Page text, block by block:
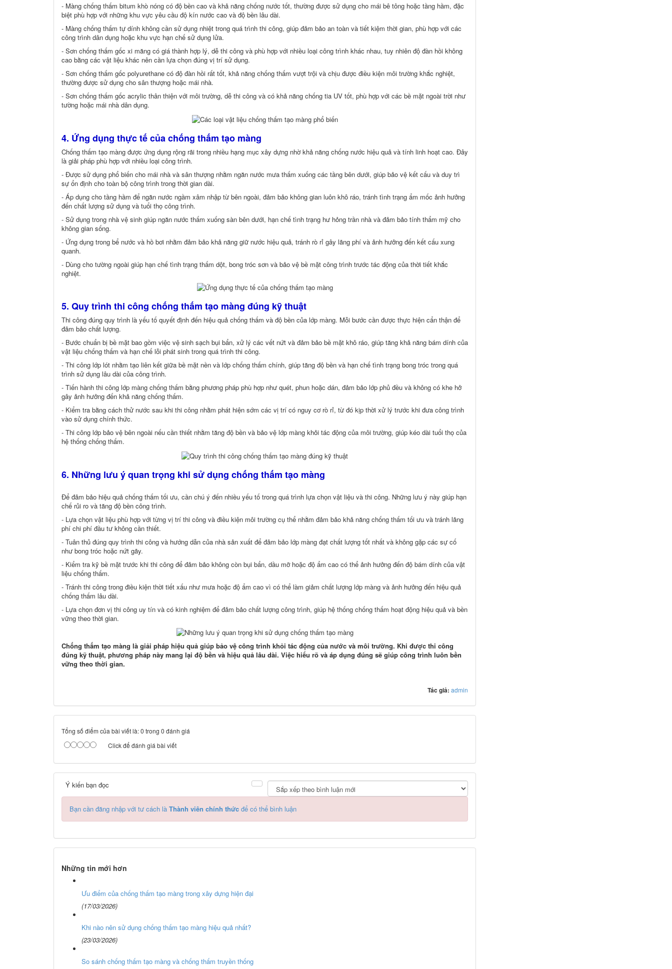
- Màng chống thấm bitum khò nóng có độ bền cao và khả năng chống nước tốt, thường được sử dụng cho mái bê tông hoặc tầng hầm, đặc
biệt phù hợp với những khu vực yêu cầu độ kín nước cao và độ bền lâu dài.
- Màng chống thấm tự dính không cần sử dụng nhiệt trong quá trình thi công, giúp đảm bảo an toàn và tiết kiệm thời gian, phù hợp với các
công trình dân dụng hoặc khu vực hạn chế sử dụng lửa.
- Sơn chống thấm gốc xi măng có giá thành hợp lý, dễ thi công và phù hợp với nhiều loại công trình khác nhau, tuy nhiên độ đàn hồi không
cao bằng các vật liệu khác nên cần lựa chọn đúng vị trí sử dụng.
- Sơn chống thấm gốc polyurethane có độ đàn hồi rất tốt, khả năng chống thấm vượt trội và chịu được điều kiện môi trường khắc nghiệt,
thường được sử dụng cho sân thượng hoặc mái nhà.
- Sơn chống thấm gốc acrylic thân thiện với môi trường, dễ thi công và có khả năng chống tia UV tốt, phù hợp với các bề mặt ngoài trời như
tường hoặc mái nhà dân dụng.
4. Ứng dụng thực tế của chống thấm tạo màng
Chống thấm tạo màng được ứng dụng rộng rãi trong nhiều hạng mục xây dựng nhờ khả năng chống nước hiệu quả và tính linh hoạt cao. Đây
là giải pháp phù hợp với nhiều loại công trình.
- Được sử dụng phổ biến cho mái nhà và sân thượng nhằm ngăn nước mưa thấm xuống các tầng bên dưới, giúp bảo vệ kết cấu và duy trì
sự ổn định cho toàn bộ công trình trong thời gian dài.
- Áp dụng cho tầng hầm để ngăn nước ngầm xâm nhập từ bên ngoài, đảm bảo không gian luôn khô ráo, tránh tình trạng ẩm mốc ảnh hưởng
đến chất lượng sử dụng và tuổi thọ công trình.
- Sử dụng trong nhà vệ sinh giúp ngăn nước thấm xuống sàn bên dưới, hạn chế tình trạng hư hỏng trần nhà và đảm bảo tính thẩm mỹ cho
không gian sống.
- Ứng dụng trong bể nước và hồ bơi nhằm đảm bảo khả năng giữ nước hiệu quả, tránh rò rỉ gây lãng phí và ảnh hưởng đến kết cấu xung
quanh.
- Dùng cho tường ngoài giúp hạn chế tình trạng thấm dột, bong tróc sơn và bảo vệ bề mặt công trình trước tác động của thời tiết khắc
nghiệt.
5. Quy trình thi công chống thấm tạo màng đúng kỹ thuật
Thi công đúng quy trình là yếu tố quyết định đến hiệu quả chống thấm và độ bền của lớp màng. Mỗi bước cần được thực hiện cẩn thận để
đảm bảo chất lượng.
- Bước chuẩn bị bề mặt bao gồm việc vệ sinh sạch bụi bẩn, xử lý các vết nứt và đảm bảo bề mặt khô ráo, giúp tăng khả năng bám dính của
vật liệu chống thấm và hạn chế lỗi phát sinh trong quá trình thi công.
- Thi công lớp lót nhằm tạo liên kết giữa bề mặt nền và lớp chống thấm chính, giúp tăng độ bền và hạn chế tình trạng bong tróc trong quá
trình sử dụng lâu dài của công trình.
- Tiến hành thi công lớp màng chống thấm bằng phương pháp phù hợp như quét, phun hoặc dán, đảm bảo lớp phủ đều và không có khe hở
gây ảnh hưởng đến khả năng chống thấm.
- Kiểm tra bằng cách thử nước sau khi thi công nhằm phát hiện sớm các vị trí có nguy cơ rò rỉ, từ đó kịp thời xử lý trước khi đưa công trình
vào sử dụng chính thức.
- Thi công lớp bảo vệ bên ngoài nếu cần thiết nhằm tăng độ bền và bảo vệ lớp màng khỏi tác động của môi trường, giúp kéo dài tuổi thọ của
hệ thống chống thấm.
6. Những lưu ý quan trọng khi sử dụng chống thấm tạo màng
Để đảm bảo hiệu quả chống thấm tối ưu, cần chú ý đến nhiều yếu tố trong quá trình lựa chọn vật liệu và thi công. Những lưu ý này giúp hạn
chế rủi ro và tăng độ bền công trình.
- Lựa chọn vật liệu phù hợp với từng vị trí thi công và điều kiện môi trường cụ thể nhằm đảm bảo khả năng chống thấm tối ưu và tránh lãng
phí chi phí đầu tư không cần thiết.
- Tuân thủ đúng quy trình thi công và hướng dẫn của nhà sản xuất để đảm bảo lớp màng đạt chất lượng tốt nhất và không gặp các sự cố
như bong tróc hoặc nứt gãy.
- Kiểm tra kỹ bề mặt trước khi thi công để đảm bảo không còn bụi bẩn, dầu mỡ hoặc độ ẩm cao có thể ảnh hưởng đến độ bám dính của vật
liệu chống thấm.
- Tránh thi công trong điều kiện thời tiết xấu như mưa hoặc độ ẩm cao vì có thể làm giảm chất lượng lớp màng và ảnh hưởng đến hiệu quả
chống thấm lâu dài.
- Lựa chọn đơn vị thi công uy tín và có kinh nghiệm để đảm bảo chất lượng công trình, giúp hệ thống chống thấm hoạt động hiệu quả và bền
vững theo thời gian.
Chống thấm tạo màng là giải pháp hiệu quả giúp bảo vệ công trình khỏi tác động của nước và môi trường. Khi được thi công
đúng kỹ thuật, phương pháp này mang lại độ bền và hiệu quả lâu dài. Việc hiểu rõ và áp dụng đúng sẽ giúp công trình luôn bền
vững theo thời gian.
Tác giả: admin
Tổng số điểm của bài viết là: 0 trong 0 đánh giá
Click để đánh giá bài viết
Ý kiến bạn đọc
Bạn cần đăng nhập với tư cách là Thành viên chính thức để có thể bình luận
Những tin mới hơn
Ưu điểm của chống thấm tạo màng trong xây dựng hiện đại
(17/03/2026)
Khi nào nên sử dụng chống thấm tạo màng hiệu quả nhất?
(23/03/2026)
So sánh chống thấm tạo màng và chống thấm truyền thống